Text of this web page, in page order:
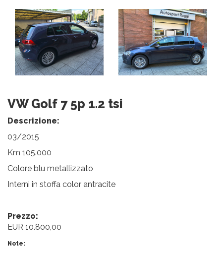
VW Golf 7 5p 1.2 tsi
Descrizione:
03/2015
Km 105.000
Colore blu metallizzato
Interni in stoffa color antracite
Prezzo:
EUR 10.800,00
Note: